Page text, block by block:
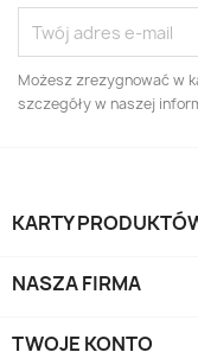
Możesz zrezygnować w
szczegóły w naszej
KARTY
NASZA FIRMA
TWOJE KONTO